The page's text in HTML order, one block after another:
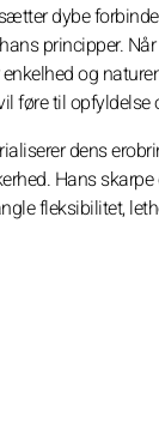
dybe
principper.
og
føre til opfyldelse
dens
Hans
fleksibilitet,